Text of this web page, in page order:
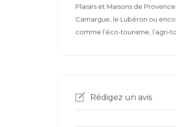
Plaisirs et Maisons de
Camargue, le Lubéron ou
comme l’éco-tourisme, l’agri-
Rédigez un avis